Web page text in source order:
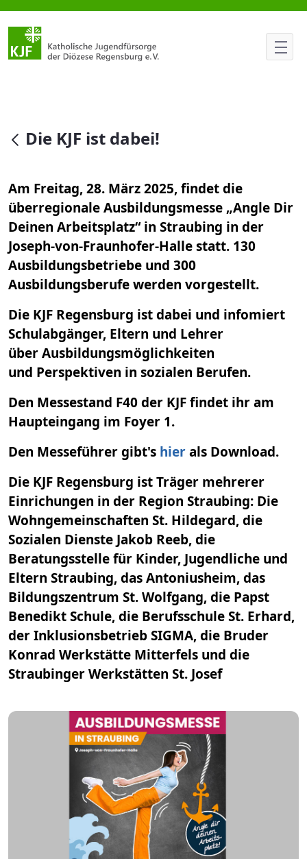
Die KJF ist dabei!
null
Die KJF ist dabei!
Am Freitag, 28. März 2025, findet die
überregionale Ausbildungsmesse „Angle Dir
Deinen Arbeitsplatz“ in Straubing in der
Joseph-von-Fraunhofer-Halle statt. 130
Ausbildungsbetriebe und 300
Ausbildungsberufe werden vorgestellt.
Die KJF Regensburg ist dabei und infomiert
Schulabgänger, Eltern und Lehrer
über Ausbildungsmöglichkeiten
und Perspektiven in sozialen Berufen.
Den Messestand F40 der KJF findet ihr am
Haupteingang im Foyer 1.
Den Messeführer gibt's hierals Download.
Die KJF Regensburg ist Träger mehrerer
Einrichungen in der Region Straubing: Die
Wohngemeinschaften St. Hildegard, die
Sozialen Dienste Jakob Reeb, die
Beratungsstelle für Kinder, Jugendliche und
Eltern Straubing, das Antoniusheim, das
Bildungszentrum St. Wolfgang, die Papst
Benedikt Schule, die Berufsschule St. Erhard,
der Inklusionsbetrieb SIGMA, die Bruder
Konrad Werkstätte Mitterfels und die
Straubinger Werkstätten St. Josef